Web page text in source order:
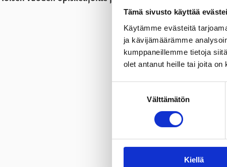
Tämä sivusto käyttää
Käytämme evästeitä
ja kävijämäärämme
kumppaneillemme tietoja
olet antanut heille tai joita
Välttämätön
Kiellä